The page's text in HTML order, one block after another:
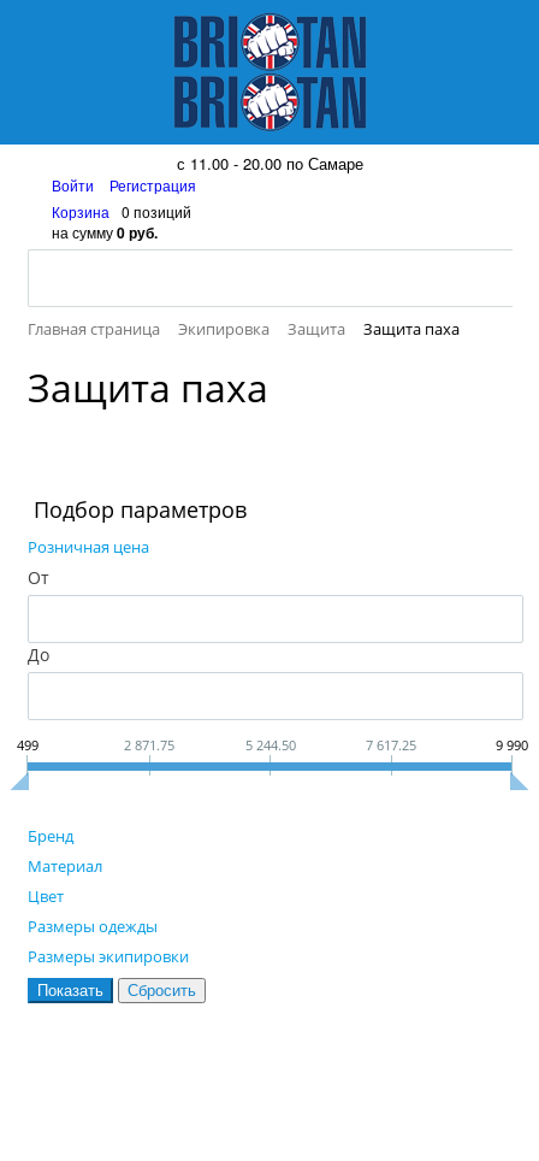
8 (917) 161 08 99
с 11.00 - 20.00 по Самаре
Войти
Регистрация
Корзина
0 позиций
на сумму0 руб.
Главная страница Экипировка Защита Защита паха
Защита паха
Подбор параметров
Розничная цена
От
До
499 2 871.75 5 244.50 7 617.25 9 990
Бренд
Материал
Цвет
Размеры одежды
Размеры экипировки